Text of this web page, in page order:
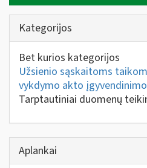
Kategorijos
Bet kurios kategorijos
Užsienio sąskaitoms
vykdymo akto įgyvendinimo
Tarptautiniai duomenų
Aplankai